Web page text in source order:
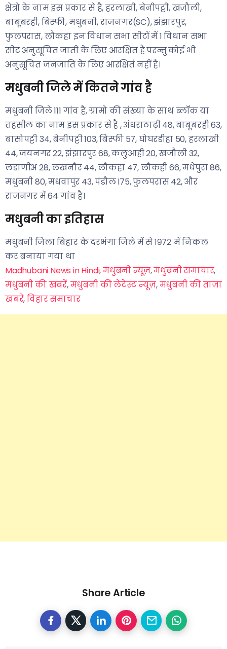
क्षेत्रो के नाम इस प्रकार से है, हरलाखी, बेनीपट्टी, खजौली,
बाबूबरही, बिस्फी, मधुबनी, राजनगर(SC), झंझारपुर,
फुलपरास, लौकहा इन विधान सभा सीटों में 1 विधान सभा
सीट अनुसूचित जाती के लिए आरक्षित है परन्तु कोई भी
अनुसूचित जनजाति के लिए आरक्षितं नहीं है।
मधुबनी जिले में कितने गांव है
मधुबनी जिले 111 गांव है, ग्रामो की संख्या के साथ ब्लॉक या
तहसील का नाम इस प्रकार से है , अंधराठाढ़ी 48, बाबूबरही 63,
बासोपट्टी 34, बेनीपट्टी 103, बिस्फी 57, घोघरडीहा 50, हरलाखी
44, जयनगर 22, झंझारपुर 68, कलुआही 20, खजौली 32,
लडाणीअ 28, लखनौर 44, लौकहा 47, लौकही 66, मधेपुरा 86,
मधुबनी 80, मधवापुर 43, पंडौल l75, फुलपरास 42, और
राजनगर में 64 गांव है।
मधुबनी का इतिहास
मधुबनी जिला बिहार के दरभंगा जिले में से १९७२ में निकल
कर बनाया गया था
Madhubani News in Hindi,मधुबनी न्यूज़,मधुबनी समाचार,
मधुबनी की खबरें,मधुबनी की लेटेस्ट न्यूज़,मधुबनी की ताज़ा
खबरे,विहार समाचार
Share Article